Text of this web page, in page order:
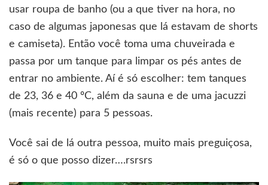
usar roupa de banho (ou a que tiver na hora, no
caso de algumas japonesas que lá estavam de shorts
e camiseta). Então você toma uma chuveirada e
passa por um tanque para limpar os pés antes de
entrar no ambiente. Aí é só escolher: tem tanques
de 23, 36 e 40 ºC, além da sauna e de uma jacuzzi
(mais recente) para 5 pessoas.
Você sai de lá outra pessoa, muito mais preguiçosa,
é só o que posso dizer….rsrsrs